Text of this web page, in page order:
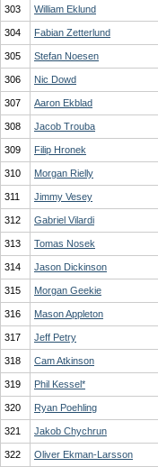
303 William Eklund
304 Fabian Zetterlund
305 Stefan Noesen
306 Nic Dowd
307 Aaron Ekblad
308 Jacob Trouba
309 Filip Hronek
310 Morgan Rielly
311 Jimmy Vesey
312 Gabriel Vilardi
313 Tomas Nosek
314 Jason Dickinson
315 Morgan Geekie
316 Mason Appleton
317 Jeff Petry
318 Cam Atkinson
319 Phil Kessel*
320 Ryan Poehling
321 Jakob Chychrun
322 Oliver Ekman-Larsson